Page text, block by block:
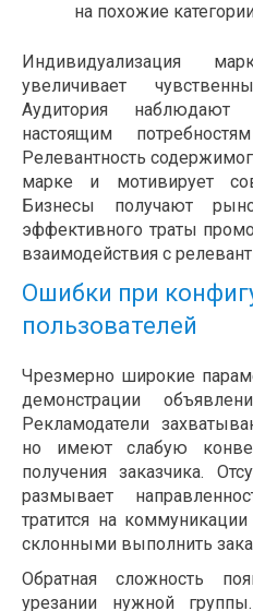
на похожие
Индивидуализация
увеличивает
Аудитория наблюдают
настоящим
Релевантность
марке и мотивирует
Бизнесы получают
эффективного траты
взаимодействия с
Ошибки при
пользователей
Чрезмерно широкие
демонстрации
Рекламодатели
но имеют слабую
получения заказчика.
размывает
тратится на
склонными выполнить
Обратная сложность
урезании нужной